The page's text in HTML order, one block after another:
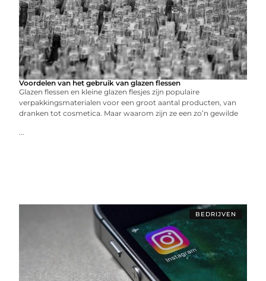
Voordelen van het gebruik van glazen flessen
Glazen flessen en kleine glazen flesjes zijn populaire
verpakkingsmaterialen voor een groot aantal producten, van
dranken tot cosmetica. Maar waarom zijn ze een zo’n gewilde
...
BEDRIJVEN